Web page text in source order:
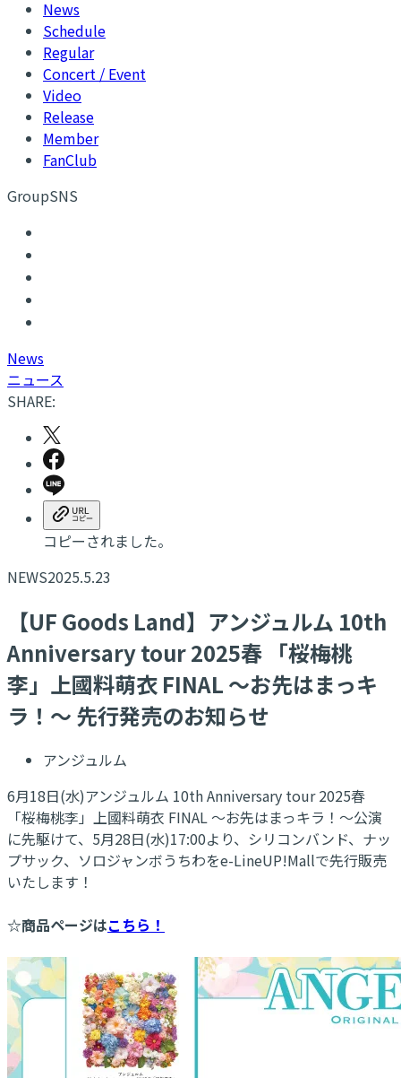
News
Schedule
Regular
Concert / Event
Video
Release
Member
FanClub
GroupSNS
News
ニュース
SHARE:
コピーされました。
NEWS2025.5.23
【UF Goods Land】アンジュルム 10th
Anniversary tour 2025春 「桜梅桃
李」上國料萌衣 FINAL ～お先はまっキ
ラ！～ 先行発売のお知らせ
アンジュルム
6月18日(水)アンジュルム 10th Anniversary tour 2025春
「桜梅桃李」上國料萌衣 FINAL ～お先はまっキラ！～公演
に先駆けて、5月28日(水)17:00より、シリコンバンド、ナッ
プサック、ソロジャンボうちわをe-LineUP!Mallで先行販売
いたします！
☆商品ページはこちら！